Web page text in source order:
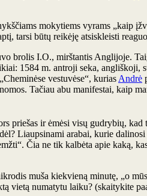
mokytiems vyrams „kaip
tarsi būtų reikėję atsiskleisti
brolis I.O., mirštantis Anglijoje.
1584 m. antroji seka, angliškoji,
vestuvėse“, kurias Andrė
Tačiau abu manifestai, kaip
priešas ir ėmėsi visų gudrybių,
Liaupsinami arabai, kurie
Čia ne tik kalbėta apie kaką,
muša kiekvieną minutę, „o
vietą numatytu laiku? (skaitykite